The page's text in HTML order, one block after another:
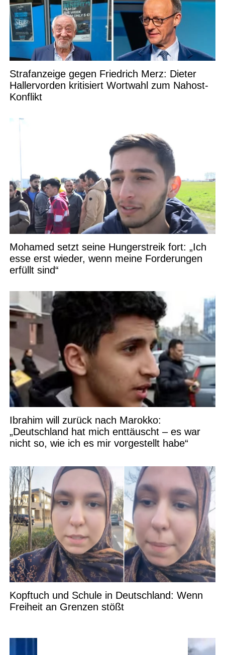
Strafanzeige gegen Friedrich Merz: Dieter
Hallervorden kritisiert Wortwahl zum Nahost-
Konflikt
Mohamed setzt seine Hungerstreik fort: „Ich
esse erst wieder, wenn meine Forderungen
erfüllt sind“
Ibrahim will zurück nach Marokko:
„Deutschland hat mich enttäuscht – es war
nicht so, wie ich es mir vorgestellt habe“
Kopftuch und Schule in Deutschland: Wenn
Freiheit an Grenzen stößt